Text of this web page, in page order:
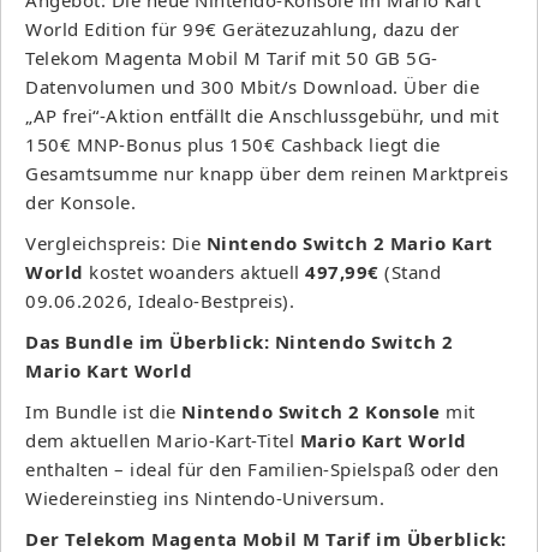
World Edition für 99€ Gerätezuzahlung, dazu der
Telekom Magenta Mobil M Tarif mit 50 GB 5G-
Datenvolumen und 300 Mbit/s Download. Über die
„AP frei“-Aktion entfällt die Anschlussgebühr, und mit
150€ MNP-Bonus plus 150€ Cashback liegt die
Gesamtsumme nur knapp über dem reinen Marktpreis
der Konsole.
Vergleichspreis: Die Nintendo Switch 2 Mario Kart
World kostet woanders aktuell 497,99€ (Stand
09.06.2026, Idealo-Bestpreis).
Das Bundle im Überblick: Nintendo Switch 2
Mario Kart World
Im Bundle ist die Nintendo Switch 2 Konsole mit
dem aktuellen Mario-Kart-Titel Mario Kart World
enthalten – ideal für den Familien-Spielspaß oder den
Wiedereinstieg ins Nintendo-Universum.
Der Telekom Magenta Mobil M Tarif im Überblick: